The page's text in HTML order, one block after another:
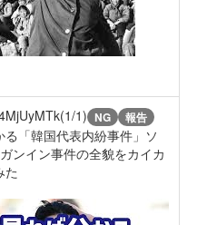
1) NG 報告
「韓国代表内紛事件」ソ
ンイン事件の全貌をカイカ
た